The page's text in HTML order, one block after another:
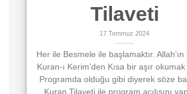
Tilaveti
17 Temmuz 2024
Her ile Besmele ile başlamaktır. Allah’ın
Kuran-ı Kerim’den Kısa bir aşır
Programda olduğu gibi diyerek söze
Kuran Tilaveti ile program açılışını